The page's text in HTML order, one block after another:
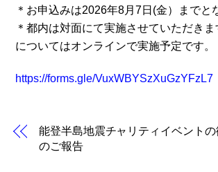
＊お申込みは2026年8月7日(金）までと
＊都内は対面にて実施させていただき
についてはオンラインで実施予定です。
https://forms.gle/VuxWBYSzXuGzYFzL7
能登半島地震チャリティイベント
のご報告